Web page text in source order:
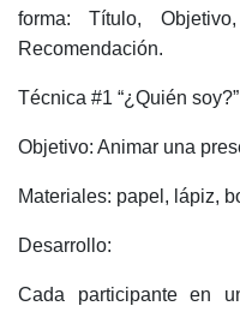
forma: Título,
Recomendación.
Técnica #1 “¿Quién soy?”
Objetivo: Animar una
Materiales: papel, lápiz,
Desarrollo:
Cada participante en